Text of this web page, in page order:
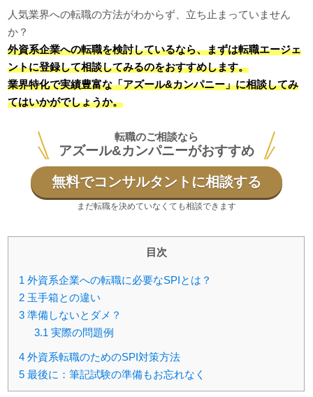
人気業界への転職の方法がわからず、立ち止まっていません
か？
外資系企業への転職を検討しているなら、まずは転職エージェ
ントに登録して相談してみるのをおすすめします。
業界特化で実績豊富な「アズール&カンパニー」に相談してみ
てはいかがでしょうか。
転職のご相談なら
アズール&カンパニーがおすすめ
無料でコンサルタントに相談する
まだ転職を決めていなくても相談できます
目次
1 外資系企業への転職に必要なSPIとは？
2 玉手箱との違い
3 準備しないとダメ？
3.1 実際の問題例
4 外資系転職のためのSPI対策方法
5 最後に：筆記試験の準備もお忘れなく